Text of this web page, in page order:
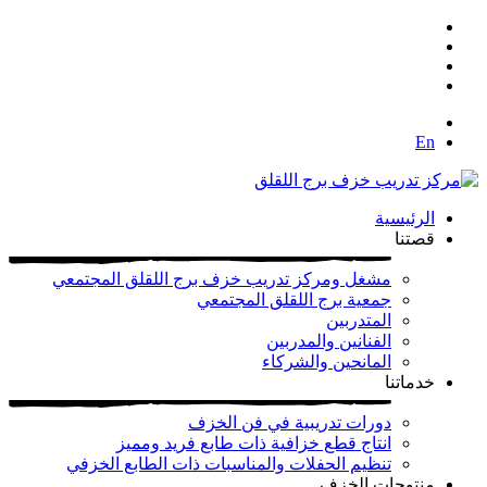
الرئيسية
قصتنا
مشغل ومركز تدريب خزف برج اللقلق المجتمعي
جمعية برج اللقلق المجتمعي
المتدربين
الفنانين والمدربين
المانحين والشركاء
خدماتنا
دورات تدريبية في فن الخزف
انتاج قطع خزافية ذات طابع فريد ومميز
تنظيم الحفلات والمناسبات ذات الطابع الخزفي